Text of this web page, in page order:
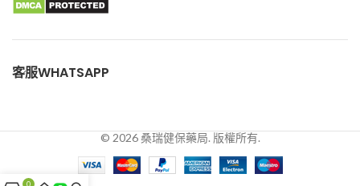
客服WHATSAPP
© 2026 桑瑞健保藥局. 版權所有.
0